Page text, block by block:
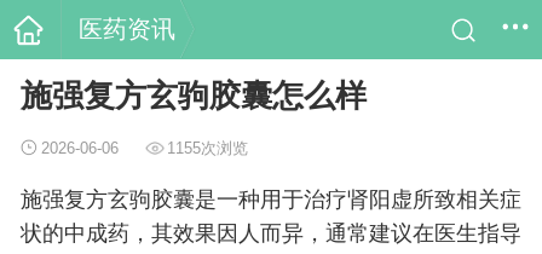
医药资讯
施强复方玄驹胶囊怎么样
2026-06-06 1155次浏览
施强复方玄驹胶囊是一种用于治疗肾阳虚所致相关症
状的中成药，其效果因人而异，通常建议在医生指导